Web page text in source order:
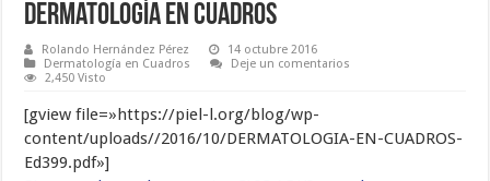
Dermatología en cuadros
Rolando Hernández Pérez
14 octubre 2016
Dermatología en Cuadros
Deje un comentarios
2,450 Visto
[gview file=»https://piel-l.org/blog/wp-
content/uploads//2016/10/DERMATOLOGIA-EN-CUADROS-
Ed399.pdf»]